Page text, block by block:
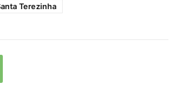
Terezinha